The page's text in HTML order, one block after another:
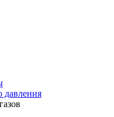
давления